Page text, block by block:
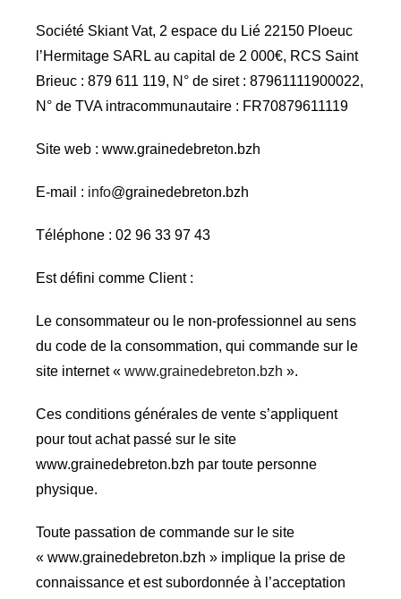
Société Skiant Vat, 2 espace du Lié 22150 Ploeuc
l’Hermitage SARL au capital de 2 000€, RCS Saint
Brieuc : 879 611 119, N° de siret : 87961111900022,
N° de TVA intracommunautaire : FR70879611119
Site web : www.grainedebreton.bzh
E-mail : info@grainedebreton.bzh
Téléphone : 02 96 33 97 43
Est défini comme Client :
Le consommateur ou le non-professionnel au sens
du code de la consommation, qui commande sur le
site internet « www.grainedebreton.bzh ».
Ces conditions générales de vente s’appliquent
pour tout achat passé sur le site
www.grainedebreton.bzh par toute personne
physique.
Toute passation de commande sur le site
« www.grainedebreton.bzh » implique la prise de
connaissance et est subordonnée à l’acceptation